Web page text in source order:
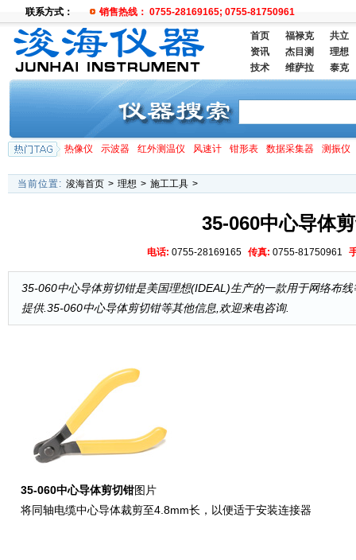
联系方式： 销售热线： 0755-28169165; 0755-81750961
首页 福禄克
共立
资讯
杰目测
理想
技术
维萨拉 泰克
热像仪 示波器 红外测温仪 风速计 钳形表 数据采集器 测振仪
当前位置: 浚海首页 > 理想 > 施工工具 >
35-060中心导体
电话: 0755-28169165 传真: 0755-81750961
35-060中心导体剪切钳是美国理想(IDEAL)生产的一款用于网络布
提供.35-060中心导体剪切钳等其他信息,欢迎来电咨询.
35-060中心导体剪切钳图片
将同轴电缆中心导体裁剪至4.8mm长，以便适于安装连接器